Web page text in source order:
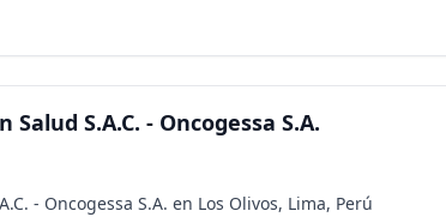
S.A.C. - Oncogessa S.A.
- Oncogessa S.A. en Los Olivos, Lima, Perú